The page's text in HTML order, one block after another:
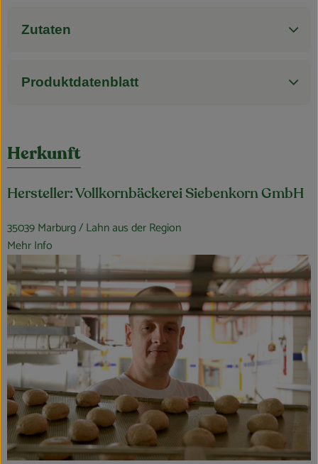
Zutaten
Produktdatenblatt
Herkunft
Hersteller: Vollkornbäckerei Siebenkorn GmbH
35039 Marburg / Lahn aus der Region
Mehr Info